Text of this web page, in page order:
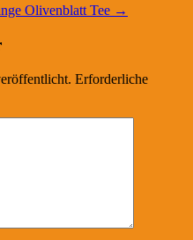
Olivenblatt Tee →
Erforderliche